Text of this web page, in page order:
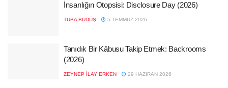
İnsanlığın Otopsisi: Disclosure Day (2026)
TUBA BÜDÜŞ 5 TEMMUZ 2026
Tanıdık Bir Kâbusu Takip Etmek: Backrooms
(2026)
ZEYNEP İLAY ERKEN 29 HAZIRAN 2026